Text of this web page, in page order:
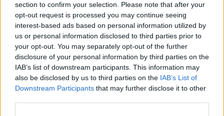
section to confirm your selection. Please note that after your
opt-out request is processed you may continue seeing
interest-based ads based on personal information utilized by
us or personal information disclosed to third parties prior to
your opt-out. You may separately opt-out of the further
disclosure of your personal information by third parties on the
IAB’s list of downstream participants. This information may
also be disclosed by us to third parties on the IAB’s List of
Downstream Participants that may further disclose it to other
Zavod za kulturo, šport, turizem in
mlade Šoštanj vabi na voden ogled
Mornove zijalke
4. avgust 2026
ARSO: Rdeče opozorilo zaradi vročine
za večino Slovenije